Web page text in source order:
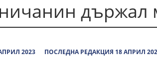
2023 ПОСЛЕДНА РЕДАКЦИЯ 18 АПРИЛ